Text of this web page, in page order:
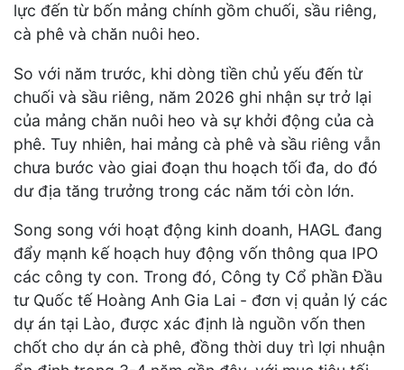
lực đến từ bốn mảng chính gồm chuối, sầu riêng,
cà phê và chăn nuôi heo.
So với năm trước, khi dòng tiền chủ yếu đến từ
chuối và sầu riêng, năm 2026 ghi nhận sự trở lại
của mảng chăn nuôi heo và sự khởi động của cà
phê. Tuy nhiên, hai mảng cà phê và sầu riêng vẫn
chưa bước vào giai đoạn thu hoạch tối đa, do đó
dư địa tăng trưởng trong các năm tới còn lớn.
Song song với hoạt động kinh doanh, HAGL đang
đẩy mạnh kế hoạch huy động vốn thông qua IPO
các công ty con. Trong đó, Công ty Cổ phần Đầu
tư Quốc tế Hoàng Anh Gia Lai - đơn vị quản lý các
dự án tại Lào, được xác định là nguồn vốn then
chốt cho dự án cà phê, đồng thời duy trì lợi nhuận